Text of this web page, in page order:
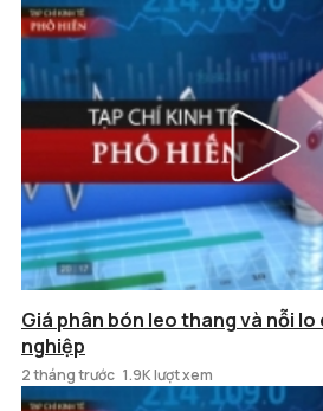
Giá phân bón leo thang và nỗi
nghiệp
2 tháng trước 1.9K lượt xem